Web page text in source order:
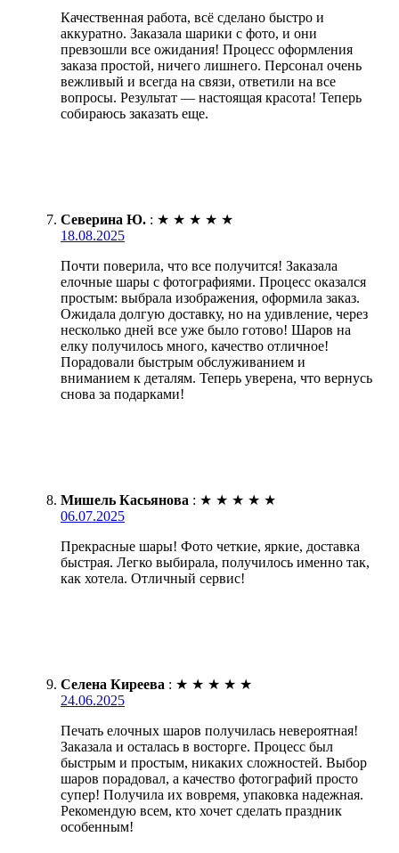
Качественная работа, всё сделано быстро и
аккуратно. Заказала шарики с фото, и они
превзошли все ожидания! Процесс оформления
заказа простой, ничего лишнего. Персонал очень
вежливый и всегда на связи, ответили на все
вопросы. Результат — настоящая красота! Теперь
собираюсь заказать еще.
Северина Ю. : ★ ★ ★ ★ ★
18.08.2025
Почти поверила, что все получится! Заказала
елочные шары с фотографиями. Процесс оказался
простым: выбрала изображения, оформила заказ.
Ожидала долгую доставку, но на удивление, через
несколько дней все уже было готово! Шаров на
елку получилось много, качество отличное!
Порадовали быстрым обслуживанием и
вниманием к деталям. Теперь уверена, что вернусь
снова за подарками!
Мишель Касьянова : ★ ★ ★ ★ ★
06.07.2025
Прекрасные шары! Фото четкие, яркие, доставка
быстрая. Легко выбирала, получилось именно так,
как хотела. Отличный сервис!
Селена Киреева : ★ ★ ★ ★ ★
24.06.2025
Печать елочных шаров получилась невероятная!
Заказала и осталась в восторге. Процесс был
быстрым и простым, никаких сложностей. Выбор
шаров порадовал, а качество фотографий просто
супер! Получила их вовремя, упаковка надежная.
Рекомендую всем, кто хочет сделать праздник
особенным!